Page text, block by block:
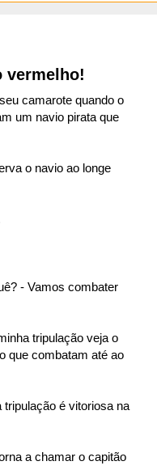
vermelho!
camarote quando o
um navio pirata que
o navio ao longe
- Vamos combater
tripulação veja o
que combatam até ao
é vitoriosa na
a chamar o capitão